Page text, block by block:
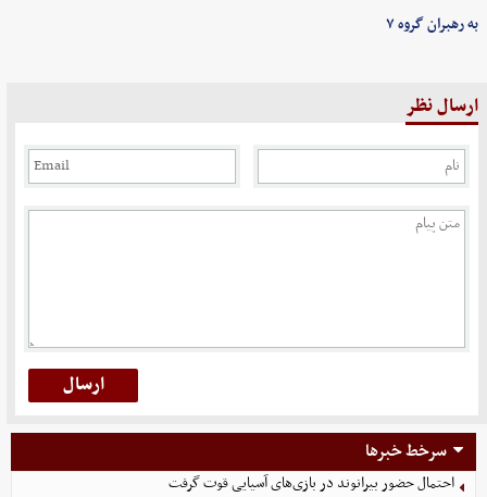
به رهبران گروه ۷
ارسال نظر
سرخط خبرها
احتمال حضور بیرانوند در بازی‌های آسیایی قوت گرفت